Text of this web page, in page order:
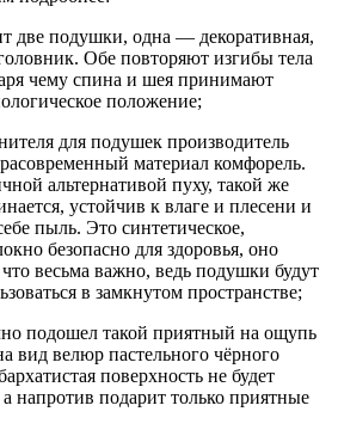
две подушки, одна — декоративная,
Обе повторяют изгибы тела
чему спина и шея принимают
положение;
для подушек производитель
материал комфорель.
альтернативой пуху, такой же
устойчив к влаге и плесени и
пыль. Это синтетическое,
безопасно для здоровья, оно
весьма важно, ведь подушки будут
в замкнутом пространстве;
подошел такой приятный на ощупь
вид велюр пастельного чёрного
поверхность не будет
а напротив подарит только приятные